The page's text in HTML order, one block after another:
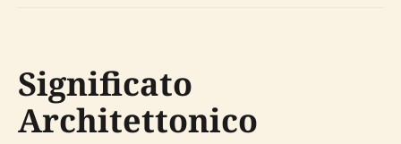
Significato
Architettonico